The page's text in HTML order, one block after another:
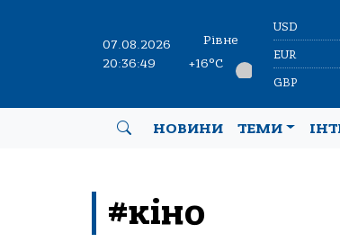
07.08.2026
20:36:49
Рівне
+16°C
USD
EUR
GBP
НОВИНИ ТЕМИ
#кіно